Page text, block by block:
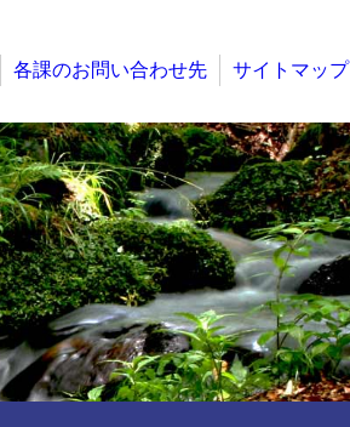
各課のお問い合わせ先 サイトマップ